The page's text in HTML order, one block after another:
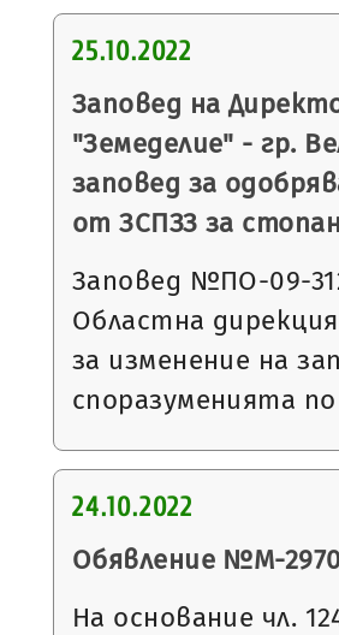
25.10.2022
Заповед на
"Земеделие" - гр.
заповед за
от ЗСПЗЗ за
Заповед №ПО-09-
Областна
за изменение на
споразуменията
24.10.2022
Обявление №М-2970
На основание чл.